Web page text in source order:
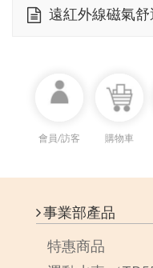
遠紅外線磁氣舒
會員/訪客 購物車
事業部產品
特惠商品